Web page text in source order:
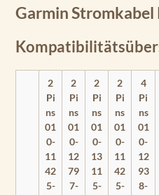
Garmin Stromkabel
2
Pi
ns
01
0-
11
42
5-
2
Pi
ns
01
0-
12
79
7-
2
Pi
ns
01
0-
13
11
5-
2
Pi
ns
01
0-
11
42
5-
4
Pi
ns
01
0-
12
93
8-